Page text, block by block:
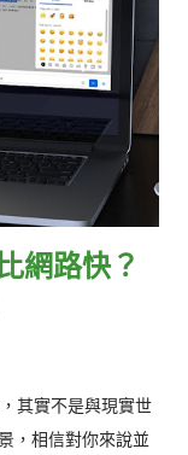
網路快？
其實不是與現實世
，相信對你來說並